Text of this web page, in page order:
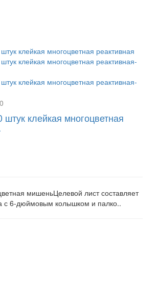
клейкая многоцветная
мишеньЦелевой лист составляет
с 6-дюймовым колышком и палко..